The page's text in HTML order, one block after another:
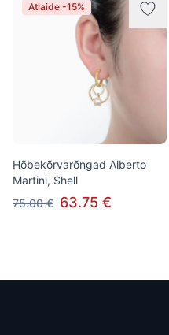
Atlaide -15%
Hõbekõrvarõngad Alberto
Martini, Shell
75.00 € 63.75 €